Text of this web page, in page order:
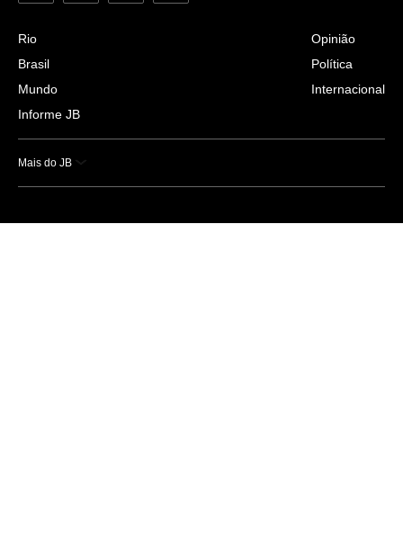
Rio
Brasil
Mundo
Informe JB
Opinião
Política
Internacional
Mais do JB
Esportes